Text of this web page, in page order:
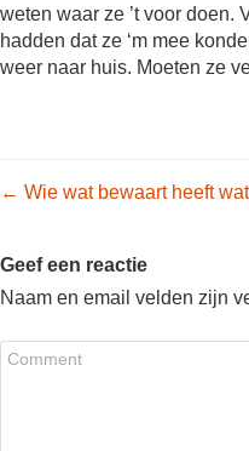
weten waar ze ’t voor
hadden dat ze ‘m mee
weer naar huis. Moeten ze
Post
← Wie wat bewaart heeft
Geef een reactie
Naam en email velden zijn